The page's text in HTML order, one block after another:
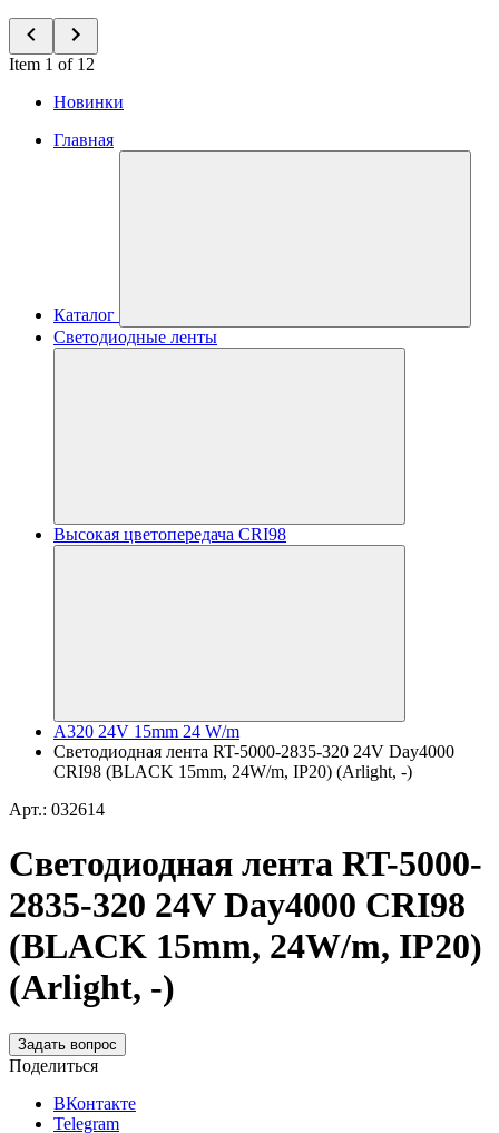
Item 1 of 12
Новинки
Главная
Каталог
Светодиодные ленты
Высокая цветопередача CRI98
A320 24V 15mm 24 W/m
Светодиодная лента RT-5000-2835-320 24V Day4000
CRI98 (BLACK 15mm, 24W/m, IP20) (Arlight, -)
Арт.: 032614
Светодиодная лента RT-5000-
2835-320 24V Day4000 CRI98
(BLACK 15mm, 24W/m, IP20)
(Arlight, -)
Задать вопрос
Поделиться
ВКонтакте
Telegram